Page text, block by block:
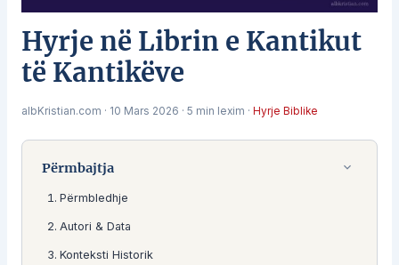
Hyrje në Librin e Kantikut
të Kantikëve
albKristian.com · 10 Mars 2026 · 5 min lexim · Hyrje Biblike
Përmbajtja
Përmbledhje
Autori & Data
Konteksti Historik